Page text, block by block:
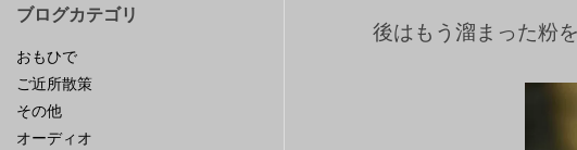
後はもう溜まった粉
ブログカテゴリ
おもひで
ご近所散策
その他
オーディオ